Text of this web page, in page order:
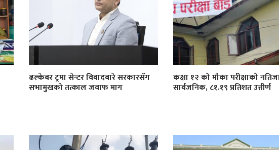
ढल्केबर ट्रमा सेन्टर विवादबारे सरकारसँग
सभामुखको तत्काल जवाफ माग
कक्षा १२ को मौका परीक्षाको
सार्वजनिक, ८१.१९ प्रतिशत उत्तीर्ण